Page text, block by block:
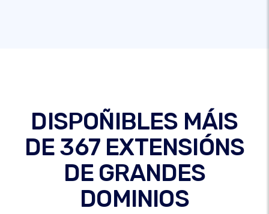
DISPOÑIBLES MÁIS
DE 367 EXTENSIÓNS
DE GRANDES
DOMINIOS